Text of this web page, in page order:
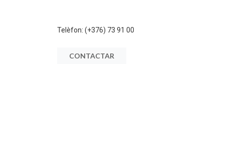
Telèfon: (+376) 73 91 00
CONTACTAR